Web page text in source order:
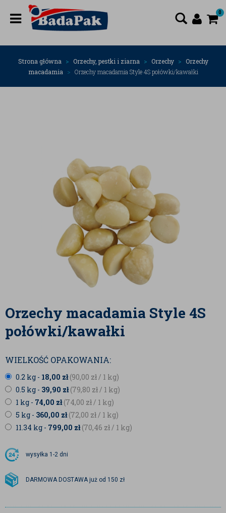
0
Strona główna Orzechy, pestki i ziarna Orzechy
Orzechy
macadamia
Orzechy macadamia Style 4S połówki/kawałki
Orzechy macadamia Style 4S
połówki/kawałki
WIELKOŚĆ OPAKOWANIA:
0.2 kg - 18,00 zł(90,00 zł / 1 kg)
0.5 kg - 39,90 zł(79,80 zł / 1 kg)
1 kg - 74,00 zł(74,00 zł / 1 kg)
5 kg - 360,00 zł(72,00 zł / 1 kg)
11.34 kg - 799,00 zł(70,46 zł / 1 kg)
wysyłka 1-2 dni
DARMOWA DOSTAWA już od 150 zł